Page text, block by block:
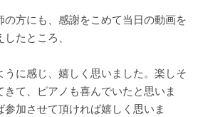
の方にも、感謝をこめて当日の動画を
たところ、
うに感じ、嬉しく思いました。楽しそ
きて、ピアノも喜んでいたと思いま
加させて頂ければ嬉しく思いま